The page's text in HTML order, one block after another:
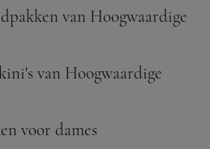
van Hoogwaardige
van Hoogwaardige
voor dames